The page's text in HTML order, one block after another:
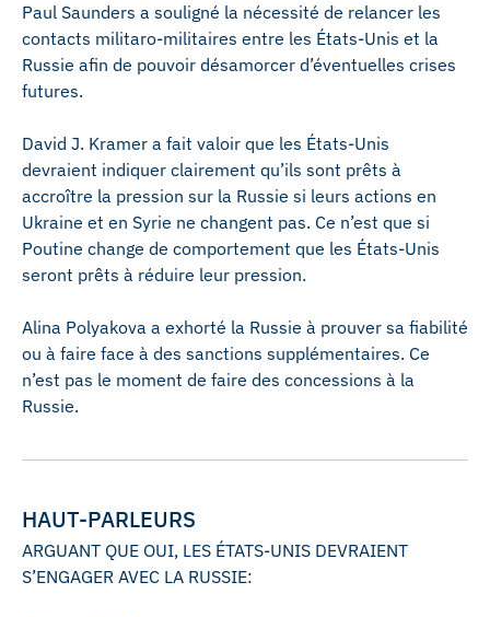
Paul Saunders a souligné la nécessité de relancer les
contacts militaro-militaires entre les États-Unis et la
Russie afin de pouvoir désamorcer d’éventuelles crises
futures.
David J. Kramer a fait valoir que les États-Unis
devraient indiquer clairement qu’ils sont prêts à
accroître la pression sur la Russie si leurs actions en
Ukraine et en Syrie ne changent pas. Ce n’est que si
Poutine change de comportement que les États-Unis
seront prêts à réduire leur pression.
Alina Polyakova a exhorté la Russie à prouver sa fiabilité
ou à faire face à des sanctions supplémentaires. Ce
n’est pas le moment de faire des concessions à la
Russie.
HAUT-PARLEURS
ARGUANT QUE OUI, LES ÉTATS-UNIS DEVRAIENT
S’ENGAGER AVEC LA RUSSIE: